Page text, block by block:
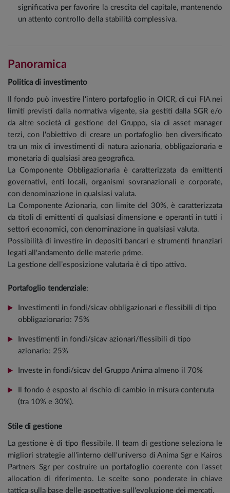
significativa per favorire la crescita del capitale, mantenendo
un attento controllo della stabilità complessiva.
Panoramica
Politica di investimento
Il fondo può investire l'intero portafoglio in OICR, di cui FIA nei
limiti previsti dalla normativa vigente, sia gestiti dalla SGR e/o
da altre società di gestione del Gruppo, sia di asset manager
terzi, con l'obiettivo di creare un portafoglio ben diversificato
tra un mix di investimenti di natura azionaria, obbligazionaria e
monetaria di qualsiasi area geografica.
La Componente Obbligazionaria è caratterizzata da emittenti
governativi, enti locali, organismi sovranazionali e corporate,
con denominazione in qualsiasi valuta.
La Componente Azionaria, con limite del 30%, è caratterizzata
da titoli di emittenti di qualsiasi dimensione e operanti in tutti i
settori economici, con denominazione in qualsiasi valuta.
Possibilità di investire in depositi bancari e strumenti finanziari
legati all'andamento delle materie prime.
La gestione dell’esposizione valutaria è di tipo attivo.
Portafoglio tendenziale:
Investimenti in fondi/sicav obbligazionari e flessibili di tipo
obbligazionario: 75%
Investimenti in fondi/sicav azionari/flessibili di tipo
azionario: 25%
Investe in fondi/sicav del Gruppo Anima almeno il 70%
Il fondo è esposto al rischio di cambio in misura contenuta
(tra 10% e 30%).
Stile di gestione
La gestione è di tipo flessibile. Il team di gestione seleziona le
migliori strategie all'interno dell'universo di Anima Sgr e Kairos
Partners Sgr per costruire un portafoglio coerente con l'asset
allocation di riferimento. Le scelte sono ponderate in chiave
tattica sulla base delle aspettative sull'evoluzione dei mercati.